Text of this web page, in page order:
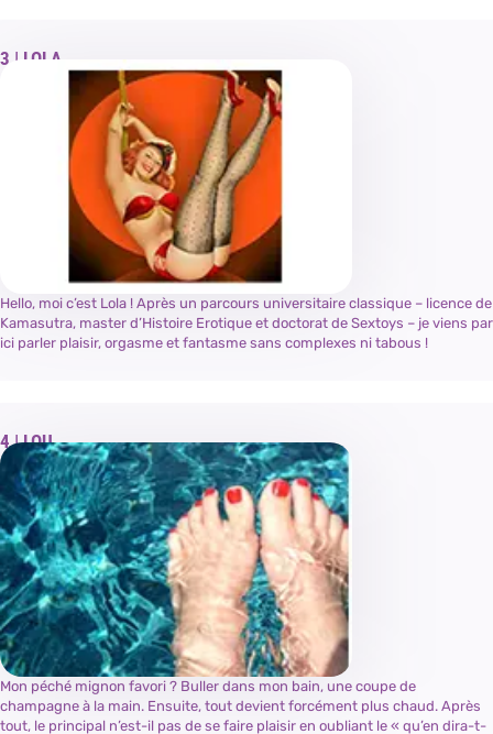
LOLA
Hello, moi c’est Lola ! Après un parcours universitaire classique – licence de
Kamasutra, master d’Histoire Erotique et doctorat de Sextoys – je viens par
ici parler plaisir, orgasme et fantasme sans complexes ni tabous !
LOU
Mon péché mignon favori ? Buller dans mon bain, une coupe de
champagne à la main. Ensuite, tout devient forcément plus chaud. Après
tout, le principal n’est-il pas de se faire plaisir en oubliant le « qu’en dira-t-